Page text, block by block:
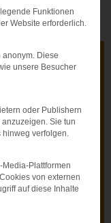
odermailen
Situation und
Funktionen
Website erforderlich.
anonym. Diese
unsere Besucher
oder Publishern
Sie tun
hinweg verfolgen.
Plattformen
von externen
auf diese Inhalte